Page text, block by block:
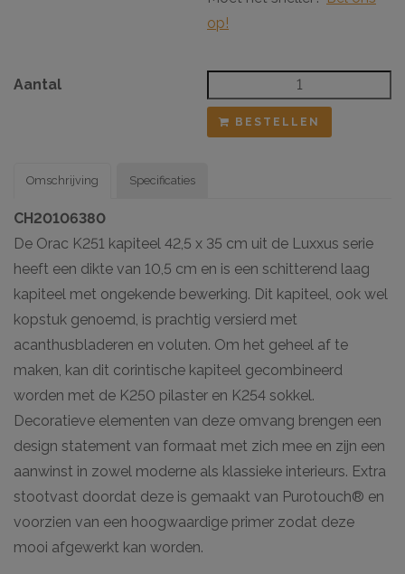
op!
Aantal
BESTELLEN
Omschrijving
CH20106380
De Orac K251 kapiteel 42,5 x 35 cm uit de Luxxus serie
heeft een dikte van 10,5 cm en is een schitterend laag
kapiteel met ongekende bewerking. Dit kapiteel, ook wel
kopstuk genoemd, is prachtig versierd met
acanthusbladeren en voluten. Om het geheel af te
maken, kan dit corintische kapiteel gecombineerd
worden met de K250 pilaster en K254 sokkel.
Decoratieve elementen van deze omvang brengen een
design statement van formaat met zich mee en zijn een
aanwinst in zowel moderne als klassieke interieurs. Extra
stootvast doordat deze is gemaakt van Purotouch® en
voorzien van een hoogwaardige primer zodat deze
mooi afgewerkt kan worden.
Specificaties